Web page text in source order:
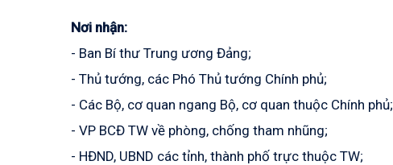
Nơi nhận:
- Ban Bí thư Trung ương Đảng;
- Thủ tướng, các Phó Thủ tướng Chính phủ;
- Các Bộ, cơ quan ngang Bộ, cơ quan thuộc Chính phủ;
- VP BCĐ TW về phòng, chống tham nhũng;
- HĐND, UBND các tỉnh, thành phố trực thuộc TW;